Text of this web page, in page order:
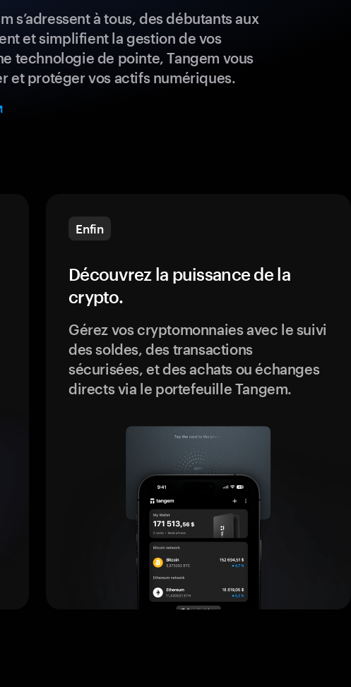
s’adressent à tous, des débutants aux
et simplifient la gestion de vos
technologie de pointe, Tangem vous
et protéger vos actifs numériques.
Enfin
Découvrez la puissance de la
crypto.
Gérez vos cryptomonnaies avec le suivi
des soldes, des transactions
sécurisées, et des achats ou échanges
directs via le portefeuille Tangem.